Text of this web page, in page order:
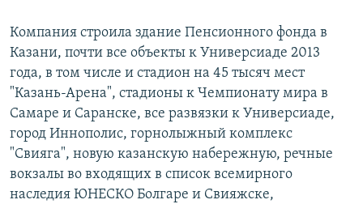
Компания строила здание Пенсионного фонда в
Казани, почти все объекты к Универсиаде 2013
года, в том числе и стадион на 45 тысяч мест
"Казань-Арена", стадионы к Чемпионату мира в
Самаре и Саранске, все развязки к Универсиаде,
город Иннополис, горнолыжный комплекс
"Свияга", новую казанскую набережную, речные
вокзалы во входящих в список всемирного
наследия ЮНЕСКО Болгаре и Свияжске,